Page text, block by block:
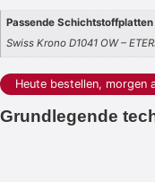
Passende Schichtstoffplatten
Swiss Krono D1041 OW –
Heute bestellen, morgen
Grundlegende